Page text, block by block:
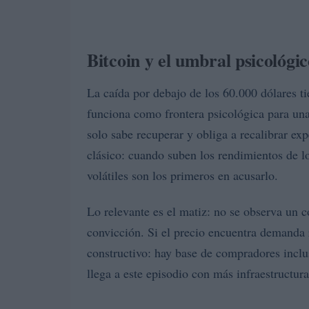
Bitcoin y el umbral
La caída por debajo de los 60.000 dólares
funciona como frontera psicológica para
solo sabe recuperar y obliga a recalibrar
clásico: cuando suben los rendimientos de
volátiles son los primeros en acusarlo.
Lo relevante es el matiz: no se observa un
convicción. Si el precio encuentra
constructivo: hay base de compradores
llega a este episodio con más